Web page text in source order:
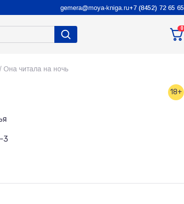
gemera@moya-kniga.ru+7 (8452) 72 65 65
0
/ Она читала на ночь
18+
3